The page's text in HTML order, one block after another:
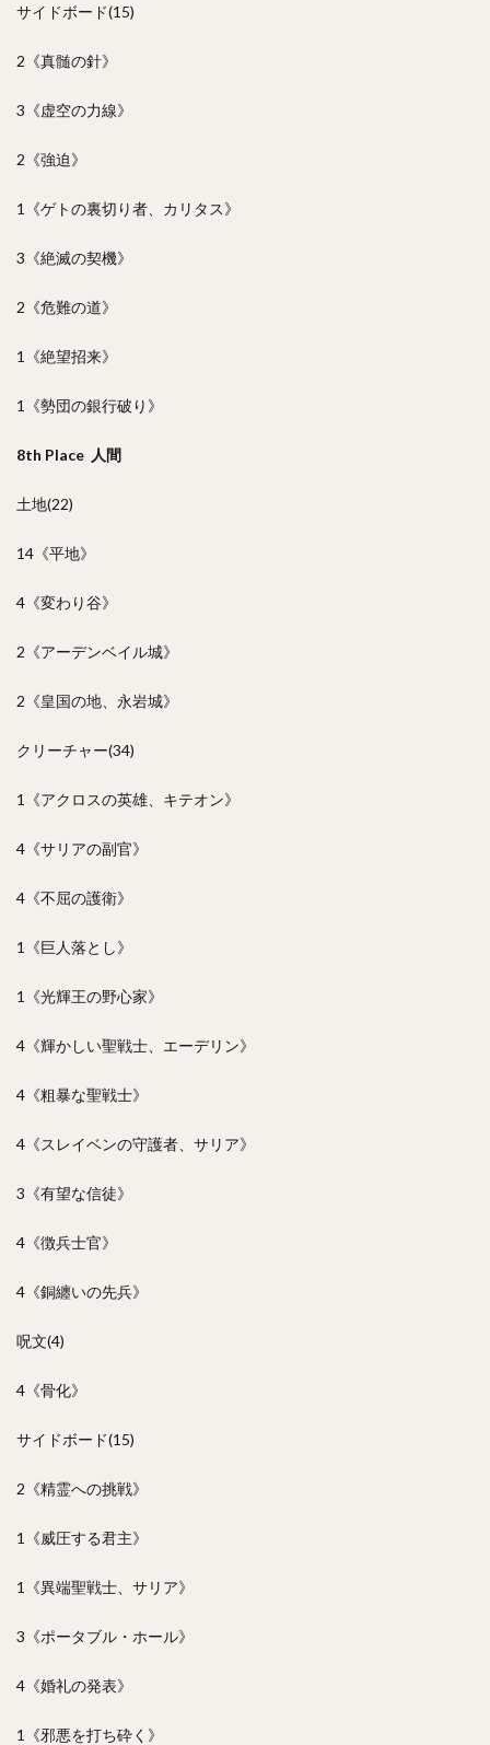
サイドボード(15)
2《真髄の針》
3《虚空の力線》
2《強迫》
1《ゲトの裏切り者、カリタス》
3《絶滅の契機》
2《危難の道》
1《絶望招来》
1《勢団の銀行破り》
8th Place 人間
土地(22)
14《平地》
4《変わり谷》
2《アーデンベイル城》
2《皇国の地、永岩城》
クリーチャー(34)
1《アクロスの英雄、キテオン》
4《サリアの副官》
4《不屈の護衛》
1《巨人落とし》
1《光輝王の野心家》
4《輝かしい聖戦士、エーデリン》
4《粗暴な聖戦士》
4《スレイベンの守護者、サリア》
3《有望な信徒》
4《徴兵士官》
4《銅纏いの先兵》
呪文(4)
4《骨化》
サイドボード(15)
2《精霊への挑戦》
1《威圧する君主》
1《異端聖戦士、サリア》
3《ポータブル・ホール》
4《婚礼の発表》
1《邪悪を打ち砕く》